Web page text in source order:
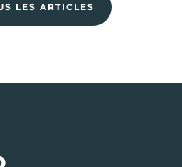
LES ARTICLES